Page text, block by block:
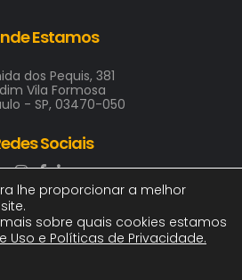
Estamos
dos Pequis, 381
Vila Formosa
- SP, 03470-050
Sociais
INDUSTRIA GRAFICA LTDA
| Todos os direitos, logotipos e
lhe proporcionar a melhor
sobre quais cookies estamos
Uso e Políticas de Privacidade.